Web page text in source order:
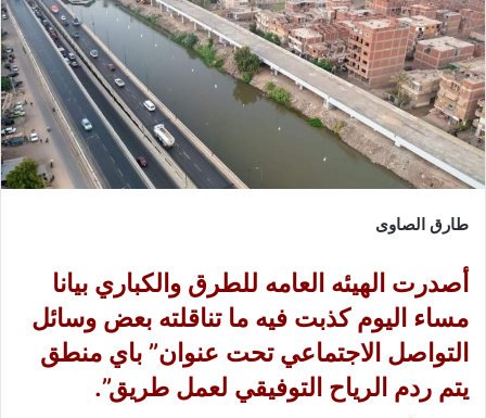
طارق الصاوى
أصدرت الهيئه العامه للطرق والكباري بيانا
مساء اليوم كذبت فيه ما تناقلته بعض وسائل
التواصل الاجتماعي تحت عنوان” باي منطق
يتم ردم الرياح التوفيقي لعمل طريق”.